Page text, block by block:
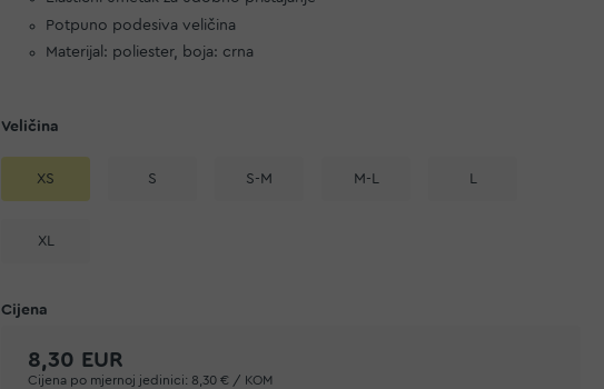
Potpuno podesiva veličina
Materijal: poliester, boja: crna
Veličina
XS S S-M M-L L
XL
8,30 EUR
Cijena po mjernoj jedinici: 8,30 € / KOM